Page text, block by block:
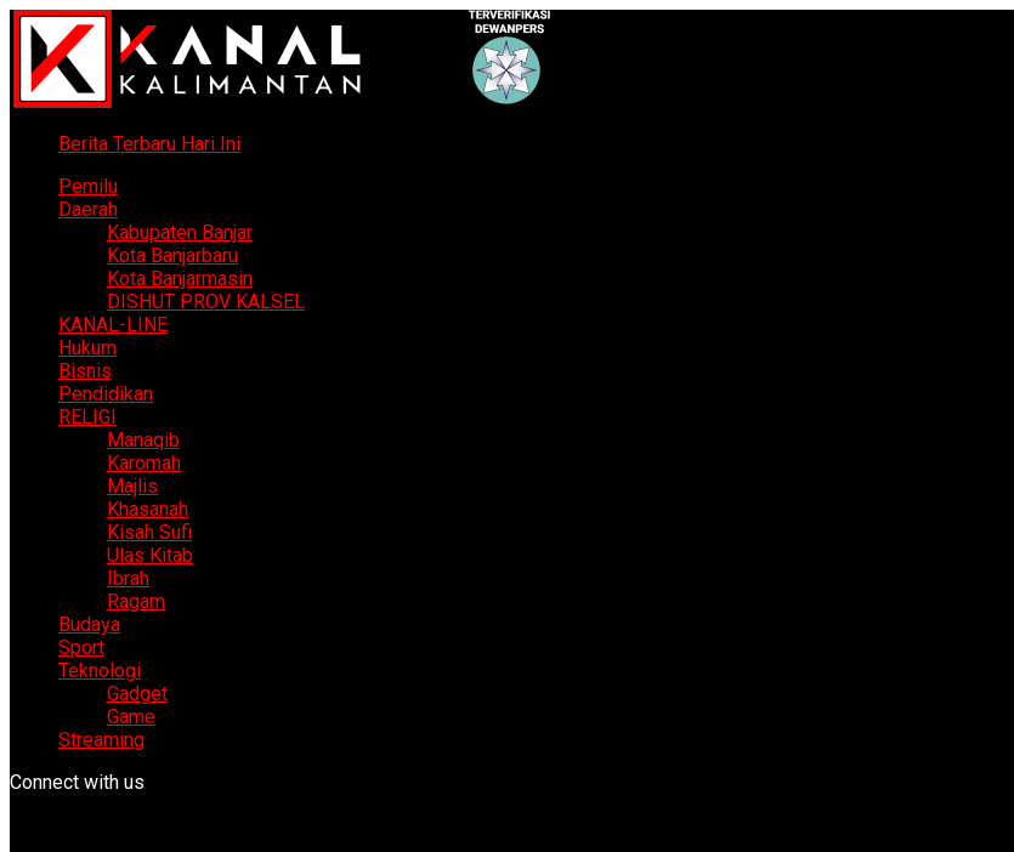
Berita Terbaru Hari Ini
Pemilu
Daerah
Kabupaten Banjar
Kota Banjarbaru
Kota Banjarmasin
DISHUT PROV KALSEL
KANAL-LINE
Hukum
Bisnis
Pendidikan
RELIGI
Manaqib
Karomah
Majlis
Khasanah
Kisah Sufi
Ulas Kitab
Ibrah
Ragam
Budaya
Sport
Teknologi
Gadget
Game
Streaming
Connect with us